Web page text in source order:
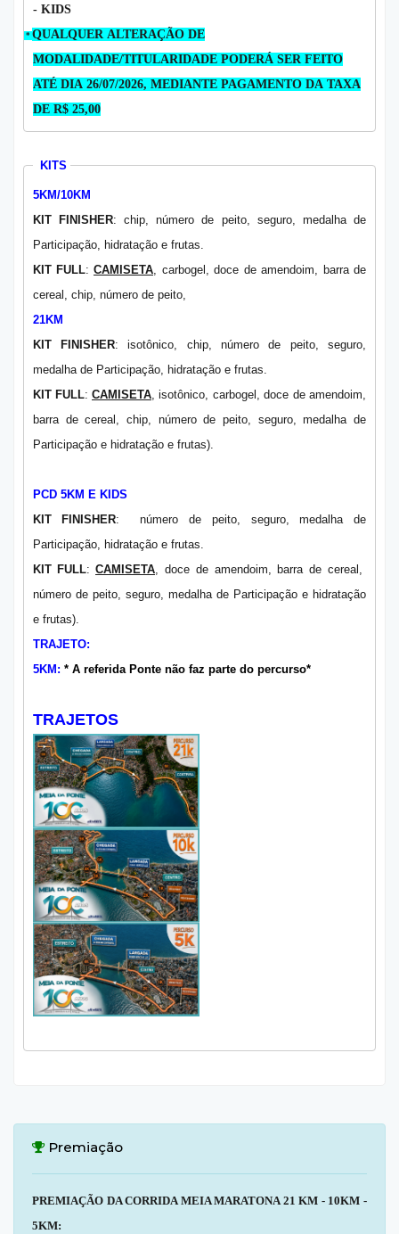
- KIDS
* QUALQUER ALTERAÇÃO DE
MODALIDADE/TITULARIDADE PODERÁ SER FEITO
ATÉ DIA 26/07/2026, MEDIANTE PAGAMENTO DA TAXA
DE R$ 25,00
KITS
5KM/10KM
KIT FINISHER: chip, número de peito, seguro, medalha de
Participação, hidratação e frutas.
KIT FULL: CAMISETA, carbogel, doce de amendoim, barra de
cereal, chip, número de peito,
21KM
KIT FINISHER: isotônico, chip, número de peito, seguro,
medalha de Participação, hidratação e frutas.
KIT FULL: CAMISETA, isotônico, carbogel, doce de amendoim,
barra de cereal, chip, número de peito, seguro, medalha de
Participação e hidratação e frutas).
PCD 5KM E KIDS
KIT FINISHER: número de peito, seguro, medalha de
Participação, hidratação e frutas.
KIT FULL: CAMISETA, doce de amendoim, barra de cereal,
número de peito, seguro, medalha de Participação e hidratação
e frutas).
TRAJETO:
5KM: * A referida Ponte não faz parte do percurso*
TRAJETOS
Premiação
PREMIAÇÃO DA CORRIDA MEIA MARATONA 21 KM - 10KM -
5KM: